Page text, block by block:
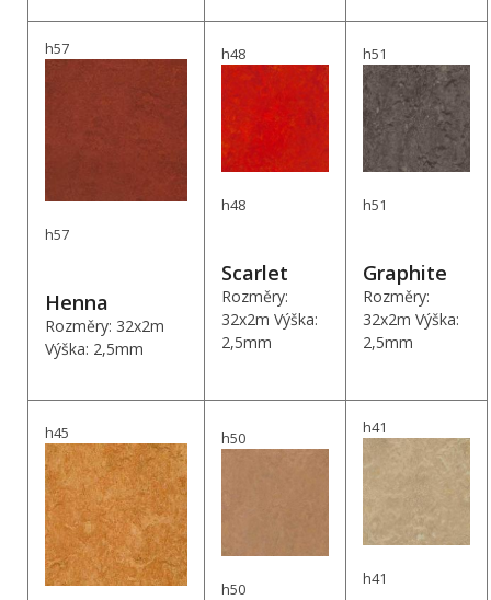
h57
h57
Henna
Rozměry: 32x2m
Výška: 2,5mm
h48
h48
Scarlet
Rozměry:
32x2m Výška:
2,5mm
h51
h51
Graphite
Rozměry:
32x2m Výška:
2,5mm
h45 h50
h50
h41
h41